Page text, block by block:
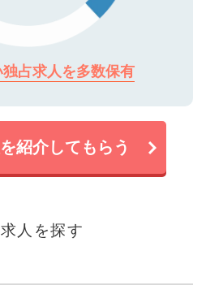
占求人を多数保有
紹介してもらう
人を探す